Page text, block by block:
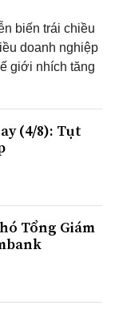
biến trái chiều
doanh nghiệp
giới nhích tăng
(4/8): Tụt
Tổng Giám